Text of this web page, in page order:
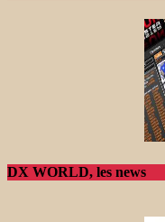
DX WORLD, les news